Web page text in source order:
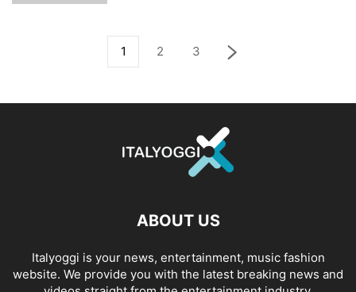
1 2 3
ABOUT US
Italyoggi is your news, entertainment, music fashion
website. We provide you with the latest breaking news and